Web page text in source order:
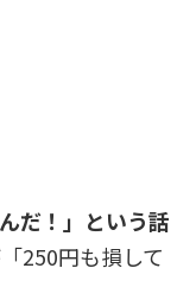
だ！」という話
250円も損して